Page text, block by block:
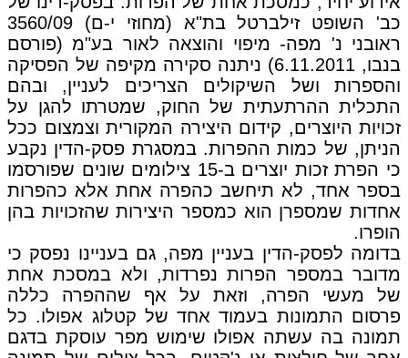
כב' השופט זילברטל בת"א (מחוזי י-ם) 3560/09
ראובני נ' מפה- מיפוי והוצאה לאור בע"מ (פורסם
בנבו, 6.11.2011) ניתנה סקירה מקיפה של הפסיקה
והספרות ושל השיקולים הצריכים לעניין, ובהם
התכלית ההרתעתית של החוק, שמטרתו להגן על
זכויות היוצרים, קידום היצירה המקורית וצמצום ככל
הניתן, של כמות ההפרות. במסגרת פסק-הדין נקבע
כי הפרת זכות יוצרים ב-15 צילומים שונים שפורסמו
בספר אחד, לא תיחשב כהפרה אחת אלא כהפרות
אחדות שמספרן הוא כמספר היצירות שהזכויות בהן
הופרו.
בדומה לפסק-הדין בעניין מפה, גם בעניינו נפסק כי
מדובר במספר הפרות נפרדות, ולא במסכת אחת
של מעשי הפרה, וזאת על אף שההפרה כללה
פרסום התמונות בעמוד אחד של קטלוג אפולו. כל
תמונה בה עשתה אפולו שימוש מפר עוסקת בדגם